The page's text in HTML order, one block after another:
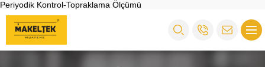
Periyodik Kontrol-Topraklama Ölçümü